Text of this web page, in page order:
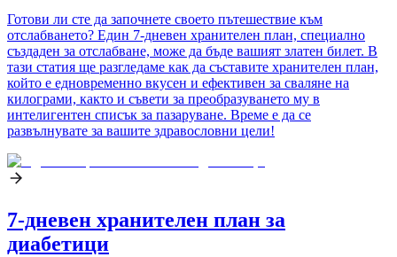
Готови ли сте да започнете своето пътешествие към
отслабването? Един 7-дневен хранителен план, специално
създаден за отслабване, може да бъде вашият златен билет. В
тази статия ще разгледаме как да съставите хранителен план,
който е едновременно вкусен и ефективен за сваляне на
килограми, както и съвети за преобразуването му в
интелигентен списък за пазаруване. Време е да се
развълнувате за вашите здравословни цели!
7-дневен хранителен план за
диабетици